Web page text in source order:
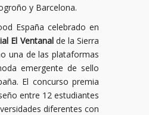
y Barcelona.
España celebrado en
El Ventanalde la Sierra
una de las plataformas
emergente de sello
El concurso premia
entre 12 estudiantes
diferentes con